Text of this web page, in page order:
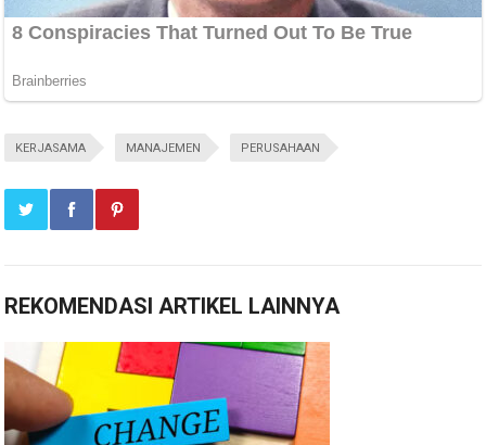
KERJASAMA MANAJEMEN PERUSAHAAN
REKOMENDASI ARTIKEL LAINNYA